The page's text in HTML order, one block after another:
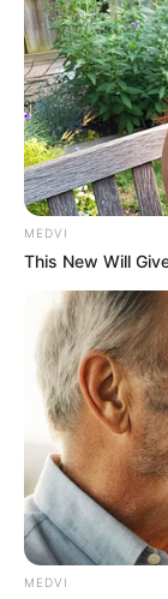
MEDVI
This New Will
MEDVI